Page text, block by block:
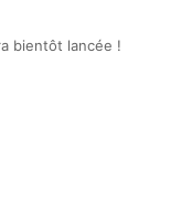
bientôt lancée !